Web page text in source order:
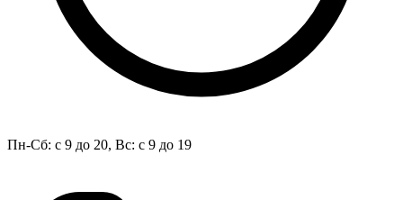
Пн-Сб: с 9 до 20, Вс: с 9 до 19